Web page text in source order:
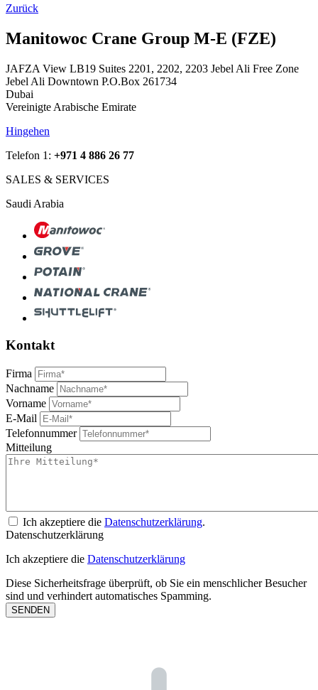
Zurück
Manitowoc Crane Group M-E (FZE)
JAFZA View LB19 Suites 2201, 2202, 2203 Jebel Ali Free Zone
Jebel Ali Downtown P.O.Box 261734
Dubai
Vereinigte Arabische Emirate
Hingehen
Telefon 1: +971 4 886 26 77
SALES & SERVICES
Saudi Arabia
Kontakt
Firma
Nachname
Vorname
E-Mail
Telefonnummer
Mitteilung
Ich akzeptiere die Datenschutzerklärung.
Datenschutzerklärung
Ich akzeptiere die Datenschutzerklärung
Diese Sicherheitsfrage überprüft, ob Sie ein menschlicher Besucher
sind und verhindert automatisches Spamming.